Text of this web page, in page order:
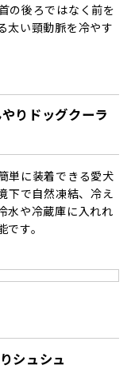
の後ろではなく前を
太い頸動脈を冷やす
りドッグクーラ
単に装着できる愛犬
下で自然凍結、冷え
水や冷蔵庫に入れれ
す。
シュシュ